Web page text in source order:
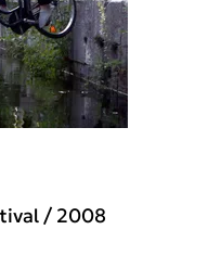
/ 2008